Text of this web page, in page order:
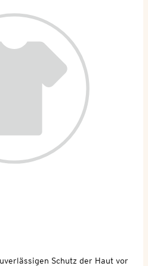
Schutz der Haut vor